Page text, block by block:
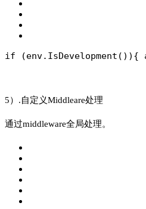
if (env.IsDevelopment()) {
5）.自定义Middleare处理
通过middleware全局处理。